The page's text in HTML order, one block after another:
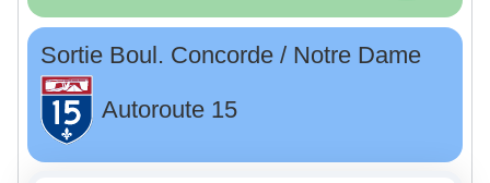
Sortie Boul. Concorde / Notre Dame
Autoroute 15